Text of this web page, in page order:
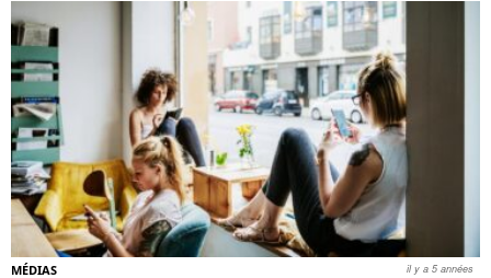
MÉDIAS il y a 5 années